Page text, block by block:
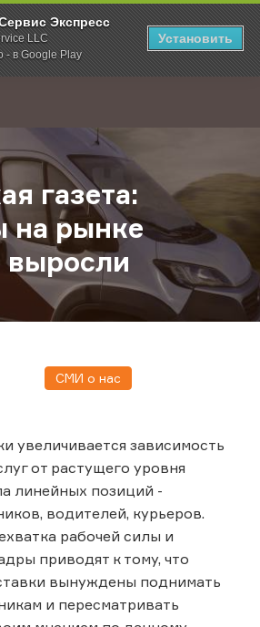
Экспресс
LLC
- в Google Play
Установить
Новости Российская газета: Зарплаты на
газета:
на рынке
выросли
СМИ о нас
увеличивается зависимость
от растущего уровня
линейных позиций -
водителей, курьеров.
рабочей силы и
приводят к тому, что
вынуждены поднимать
и пересматривать